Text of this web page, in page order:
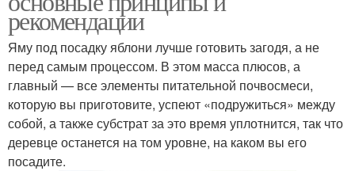
рекомендации
Яму под посадку яблони лучше готовить загодя, а не
перед самым процессом. В этом масса плюсов, а
главный — все элементы питательной почвосмеси,
которую вы приготовите, успеют «подружиться» между
собой, а также субстрат за это время уплотнится, так что
деревце останется на том уровне, на каком вы его
посадите.